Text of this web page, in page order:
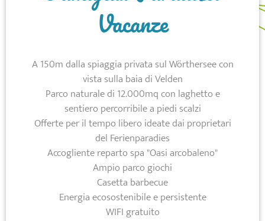
Vacanze
A 150m dalla spiaggia privata sul Wörthersee con
vista sulla baia di Velden
Parco naturale di 12.000mq con laghetto e
sentiero percorribile a piedi scalzi
Offerte per il tempo libero ideate dai proprietari
del Ferienparadies
Accogliente reparto spa "Oasi arcobaleno"
Ampio parco giochi
Casetta barbecue
Energia ecosostenibile e persistente
WIFI gratuito